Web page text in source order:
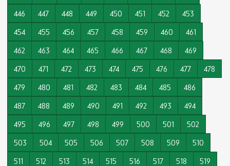
446
447 448 449 450 451 452
453
454
455 456 457 458 459 460
461
462
463 464 465 466 467 468
469
470
471 472 473 474 475 476 477
478
479
480 481 482 483 484 485
486
487
488 489 490 491 492 493
494
495
496 497 498 499 500 501
502
503
504 505 506 507 508 509
510
511
512 513 514 515 516 517 518 519